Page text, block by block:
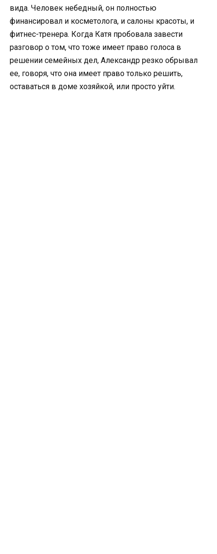
вида. Человек небедный, он полностью
финансировал и косметолога, и салоны красоты, и
фитнес-тренера. Когда Катя пробовала завести
разговор о том, что тоже имеет право голоса в
решении семейных дел, Александр резко обрывал
ее, говоря, что она имеет право только решить,
оставаться в доме хозяйкой, или просто уйти.